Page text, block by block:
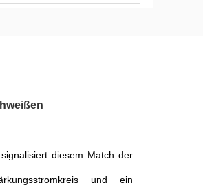
diesem Match der
und ein